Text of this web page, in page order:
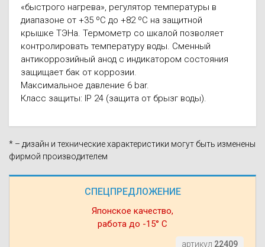
СПЕЦПРЕДЛОЖЕНИЕ
Японское качество,
работа до -15° С
артикул 22409
«быстрого нагрева», регулятор температуры в
диапазоне от +35 ºС до +82 ºС на защитной
крышке ТЭНа. Термометр со шкалой позволяет
контролировать температуру воды. Сменный
антикоррозийный анод с индикатором состояния
защищает бак от коррозии.
Максимальное давление 6 bar.
Класс защиты: IP 24 (защита от брызг воды).
* – дизайн и технические характеристики могут быть изменены
фирмой производителем